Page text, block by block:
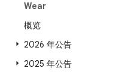
Wear
概览
2026 年公告
2025 年公告